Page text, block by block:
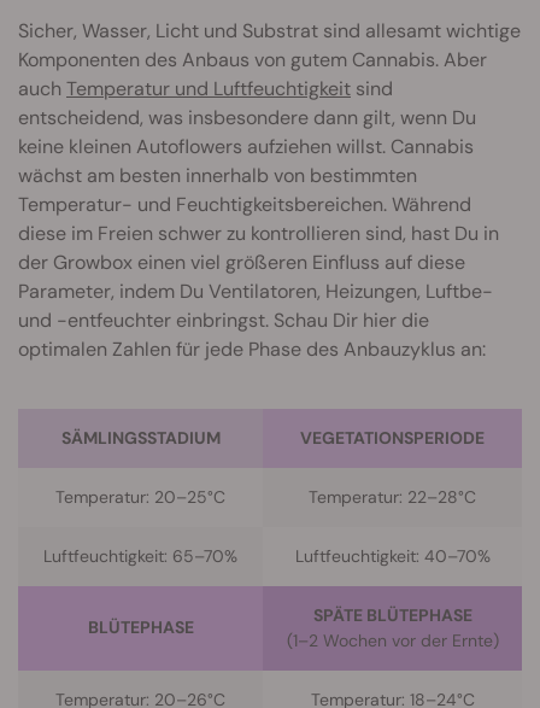
Sicher, Wasser, Licht und Substrat sind allesamt wichtige
Komponenten des Anbaus von gutem Cannabis. Aber
auch Temperatur und Luftfeuchtigkeit sind
entscheidend, was insbesondere dann gilt, wenn Du
keine kleinen Autoflowers aufziehen willst. Cannabis
wächst am besten innerhalb von bestimmten
Temperatur- und Feuchtigkeitsbereichen. Während
diese im Freien schwer zu kontrollieren sind, hast Du in
der Growbox einen viel größeren Einfluss auf diese
Parameter, indem Du Ventilatoren, Heizungen, Luftbe-
und -entfeuchter einbringst. Schau Dir hier die
optimalen Zahlen für jede Phase des Anbauzyklus an:
SÄMLINGSSTADIUM VEGETATIONSPERIODE
Temperatur: 20–25°C Temperatur: 22–28°C
Luftfeuchtigkeit: 65–70% Luftfeuchtigkeit: 40–70%
BLÜTEPHASE
SPÄTE BLÜTEPHASE
(1–2 Wochen vor der Ernte)
Temperatur: 20–26°C Temperatur: 18–24°C